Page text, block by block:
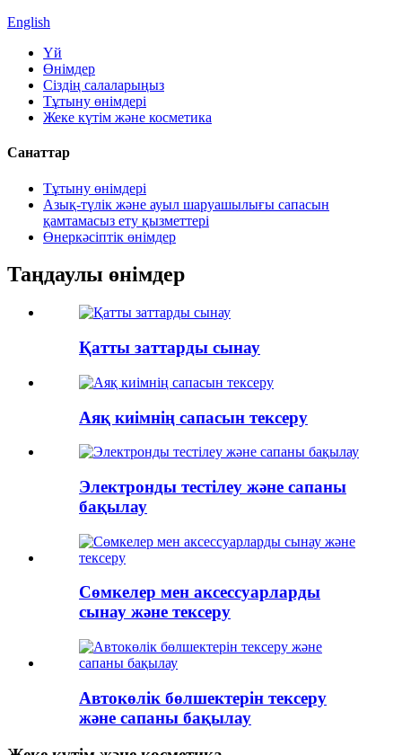
English
Үй
Өнімдер
Сіздің салаларыңыз
Тұтыну өнімдері
Жеке күтім және косметика
Санаттар
Тұтыну өнімдері
Азық-түлік және ауыл шаруашылығы сапасын
қамтамасыз ету қызметтері
Өнеркәсіптік өнімдер
Таңдаулы өнімдер
Қатты заттарды сынау
Аяқ киімнің сапасын тексеру
Электронды тестілеу және сапаны
бақылау
Сөмкелер мен аксессуарларды
сынау және тексеру
Автокөлік бөлшектерін тексеру
және сапаны бақылау